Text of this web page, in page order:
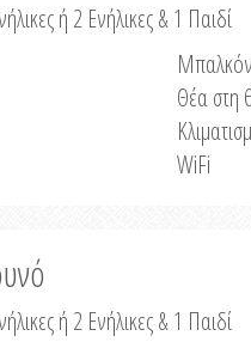
ή 2 Ενήλικες & 1 Παιδί
Θέα στη
WiFi
ή 2 Ενήλικες & 1 Παιδί